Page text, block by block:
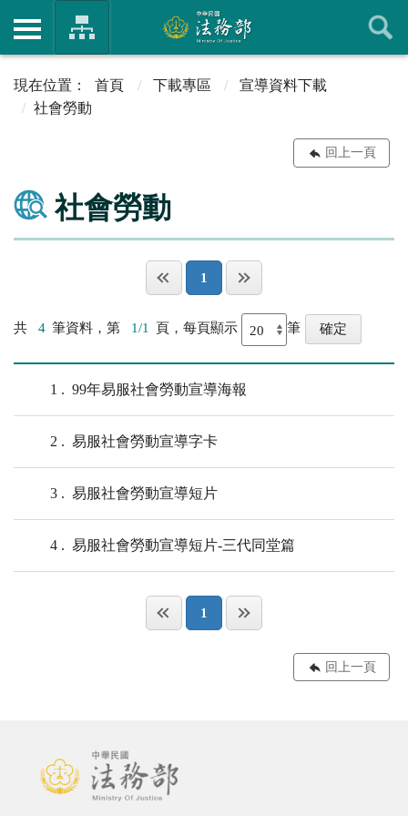
首頁 下載專區
宣導資料下載
社會勞動
回上一頁
社會勞動
1
共 4 筆資料，第 1/1 頁，每頁顯示 筆
1 99年易服社會勞動宣導海報
2 易服社會勞動宣導字卡
3 易服社會勞動宣導短片
4 易服社會勞動宣導短片-三代同堂篇
1
回上一頁